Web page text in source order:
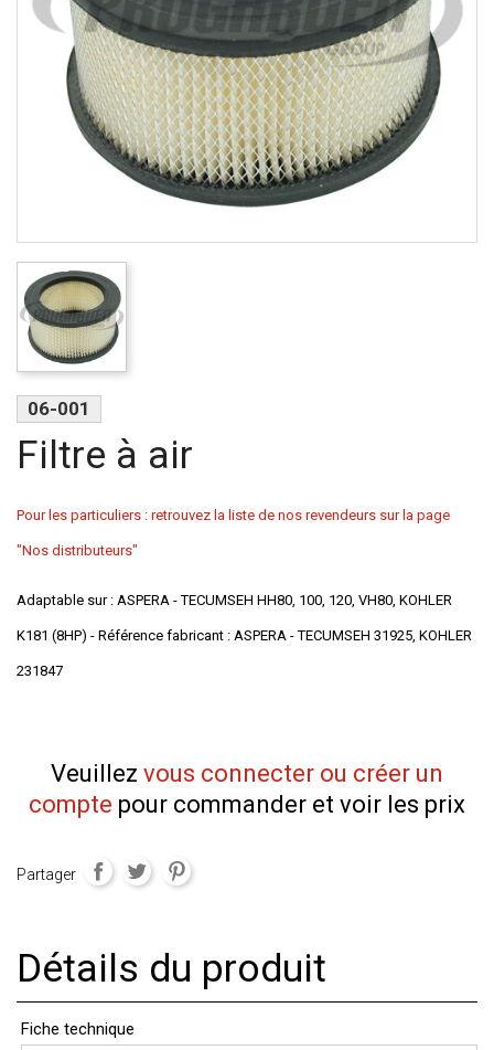
06-001
Filtre à air
Pour les particuliers : retrouvez la liste de nos revendeurs sur la page
"Nos distributeurs"
Adaptable sur : ASPERA - TECUMSEH HH80, 100, 120, VH80, KOHLER
K181 (8HP) - Référence fabricant : ASPERA - TECUMSEH 31925, KOHLER
231847
Veuillez vous connecter ou créer un
compte pour commander et voir les prix
Partager
Détails du produit
Fiche technique